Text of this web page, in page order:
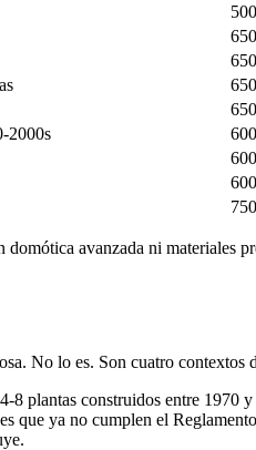
2000s
avanzada ni materiales
No lo es. Son cuatro contextos
plantas construidos entre
que ya no cumplen el